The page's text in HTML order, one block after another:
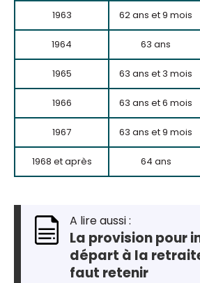
1963 62 ans et 9 mois
1964 63 ans
1965 63 ans et 3 mois
1966 63 ans et 6 mois
1967 63 ans et 9 mois
1968 et après 64 ans
A lire aussi :
La provision pour
départ à la
faut retenir